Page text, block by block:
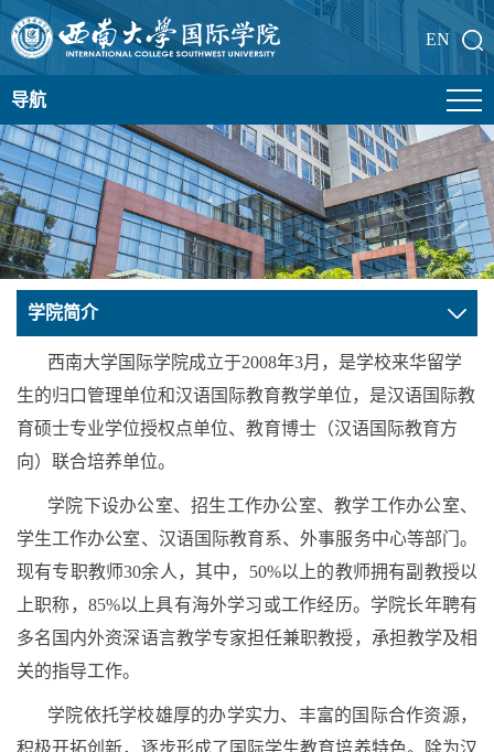
EN
导航
学院简介
西南大学国 际学院成立于2008年3月，是学校来华留学
生的归口管理单位和汉语国际教育教学单位，是汉语国际教
育硕士专业学位授权点单位、教育博士（汉语国际教育方
向）联合培养单位。
学院下设办公室、招生工作办公室、教学工作办公室、
学生工作办公室、汉语国际教育系、外事服务中心等部门。
现有专职教师30余人，其中，50%以上的教师拥有副教授以
上职称，85%以上具有海外学习或工作经历。学院长年聘有
多名国内外资深语言教学专家担任兼职教授，承担教学及相
关的指导工作。
学院依托学校雄厚的办学实力、丰富的国际合作资源，
积极开拓创新，逐步形成了国际学生教育培养特色。除为汉